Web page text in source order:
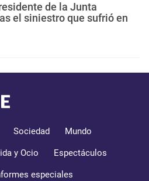
de la Junta
el siniestro que sufrió en
Sociedad Mundo
y Ocio Espectáculos
especiales